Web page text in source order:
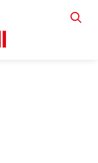
VIA